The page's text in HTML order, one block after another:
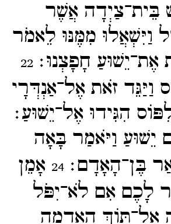
בֵּית־​צַיְדָה אֲשֶׁר
וַיִּשְׁאֲלוּ מִמֶּנּוּ לֵאמֹר
אֶת־​יֵשׁוּעַ חָפָצְנוּ׃22
וַיַּגֵּד זֹאת אֶל־​אַנְדְּרָי
הִגִּידוּ אֶל־​יֵשׁוּעַ׃
יֵשׁוּעַ וַיֹּאמַר בָּאָה
בֶּן־​הָאָדָם׃24 אָמֵן
לָכֶם אִם לֹא־​יִפֹּל
אֶל־​תּוֹךְ הָאֲדָמָה